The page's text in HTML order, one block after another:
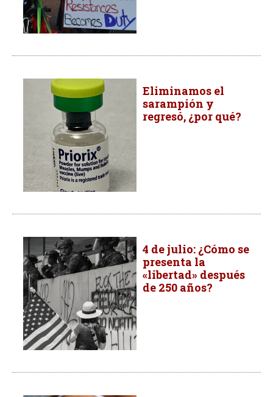
Eliminamos el
sarampión y
regresó, ¿por qué?
4 de julio: ¿Cómo se
presenta la
«libertad» después
de 250 años?